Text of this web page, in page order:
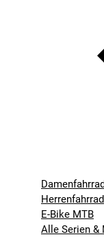
Herrenfahrrad
E-Bike MTB
Alle Serien &